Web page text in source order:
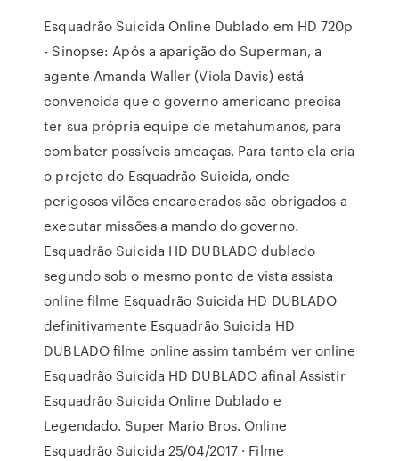
Esquadrão Suicida Online Dublado em HD 720p
- Sinopse: Após a aparição do Superman, a
agente Amanda Waller (Viola Davis) está
convencida que o governo americano precisa
ter sua própria equipe de metahumanos, para
combater possíveis ameaças. Para tanto ela cria
o projeto do Esquadrão Suicida, onde
perigosos vilões encarcerados são obrigados a
executar missões a mando do governo.
Esquadrão Suicida HD DUBLADO dublado
segundo sob o mesmo ponto de vista assista
online filme Esquadrão Suicida HD DUBLADO
definitivamente Esquadrão Suicida HD
DUBLADO filme online assim também ver online
Esquadrão Suicida HD DUBLADO afinal Assistir
Esquadrão Suicida Online Dublado e
Legendado. Super Mario Bros. Online
Esquadrão Suicida 25/04/2017 · Filme